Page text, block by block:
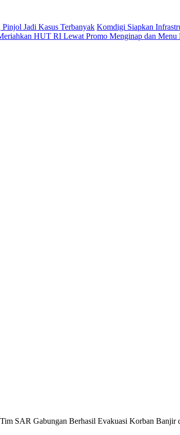
Jadi Kasus Terbanyak Komdigi Siapkan
HUT RI Lewat Promo Menginap dan Menu
SAR Gabungan Berhasil Evakuasi Korban Banjir